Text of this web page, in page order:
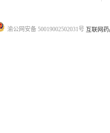
渝公网安备 50019002502031号 互联网